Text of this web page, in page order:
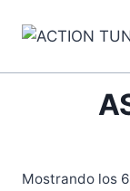
Mostrando los